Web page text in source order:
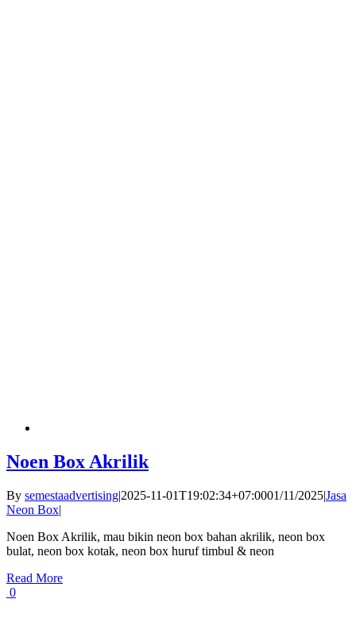
Noen Box Akrilik
By semestaadvertising|2025-11-01T19:02:34+07:0001/11/2025|Jasa
Neon Box|
Noen Box Akrilik, mau bikin neon box bahan akrilik, neon box
bulat, neon box kotak, neon box huruf timbul & neon
Read More
0